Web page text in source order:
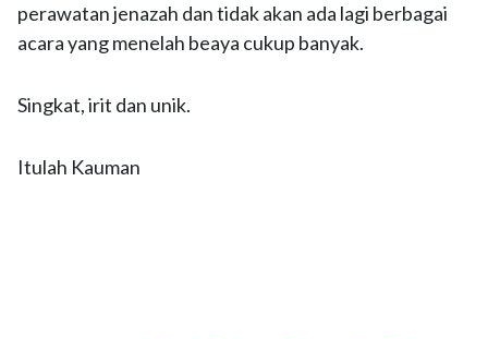
perawatan jenazah dan tidak akan ada lagi berbagai
acara yang menelah beaya cukup banyak.
Singkat, irit dan unik.
Itulah Kauman